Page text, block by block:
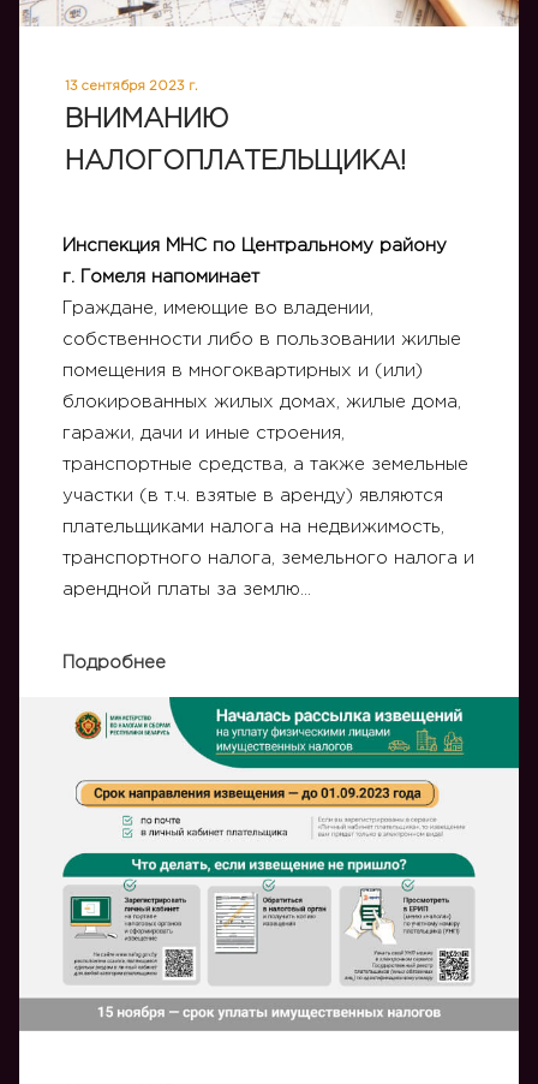
13 сентября 2023 г.
ВНИМАНИЮ
НАЛОГОПЛАТЕЛЬЩИКА!
Инспекция МНС по Центральному району
г. Гомеля напоминает
Граждане, имеющие во владении,
собственности либо в пользовании жилые
помещения в многоквартирных и (или)
блокированных жилых домах, жилые дома,
гаражи, дачи и иные строения,
транспортные средства, а также земельные
участки (в т.ч. взятые в аренду) являются
плательщиками налога на недвижимость,
транспортного налога, земельного налога и
арендной платы за землю…
Подробнее